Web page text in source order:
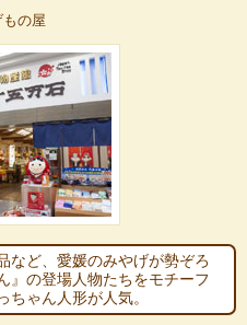
もの屋
など、愛媛のみやげが勢ぞろ
』の登場人物たちをモチーフ
ちゃん人形が人気。